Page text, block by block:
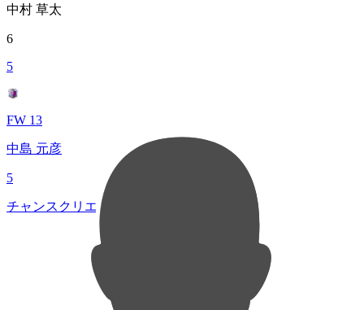
中村 草太
6
5
FW 13
中島 元彦
5
チャンスクリエイト総数